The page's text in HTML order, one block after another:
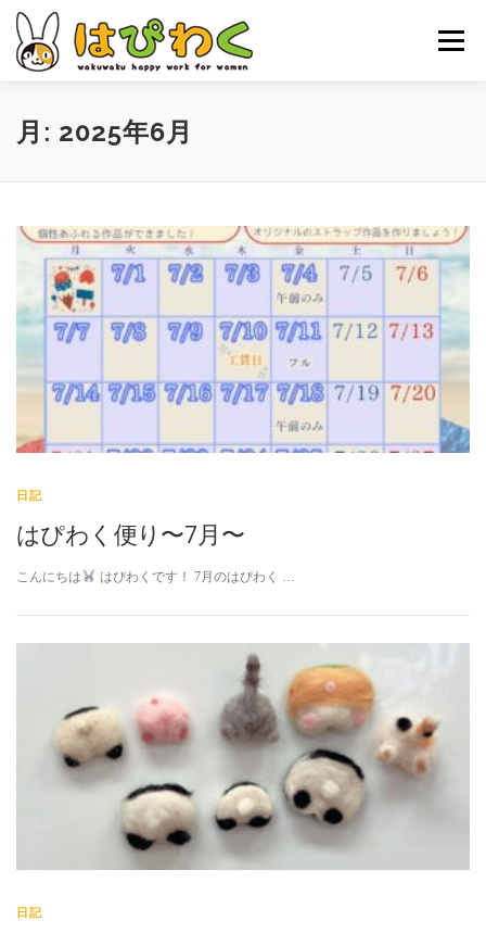
メニュー
ホーム はぴわくの特徴
月: 2025年6月
日記
はぴわく便り〜7月〜
こんにちは はぴわくです！ 7月のはぴわく …
日記